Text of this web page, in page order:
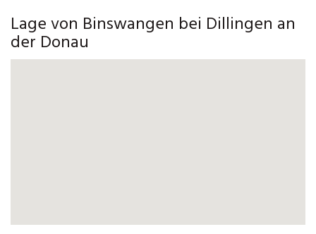
Lage von Binswangen bei Dillingen an
der Donau